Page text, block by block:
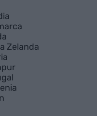
Zelanda